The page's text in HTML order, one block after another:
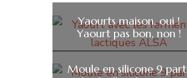
Yaourts maison, oui !
Yaourt pas bon, non !
Moule en silicone 9